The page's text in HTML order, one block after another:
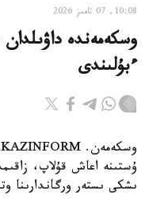
10:08, 07 تامىز 2026
وسكەمەندە
ءبۇلىندى
ۇستىنە اعاش قۇلاپ،
ىشكى ىستەر ورگاندارىنا